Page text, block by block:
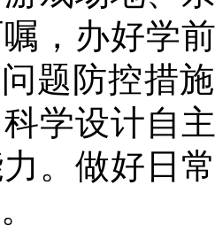
，办好学
题防控措
学设计自
。做好日